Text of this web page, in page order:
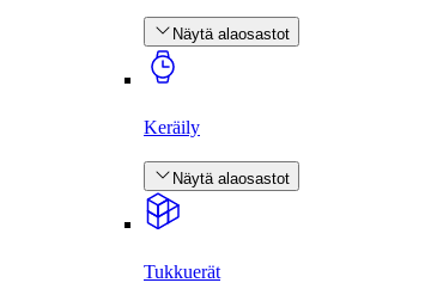
Näytä alaosastot
Keräily
Näytä alaosastot
Tukkuerät